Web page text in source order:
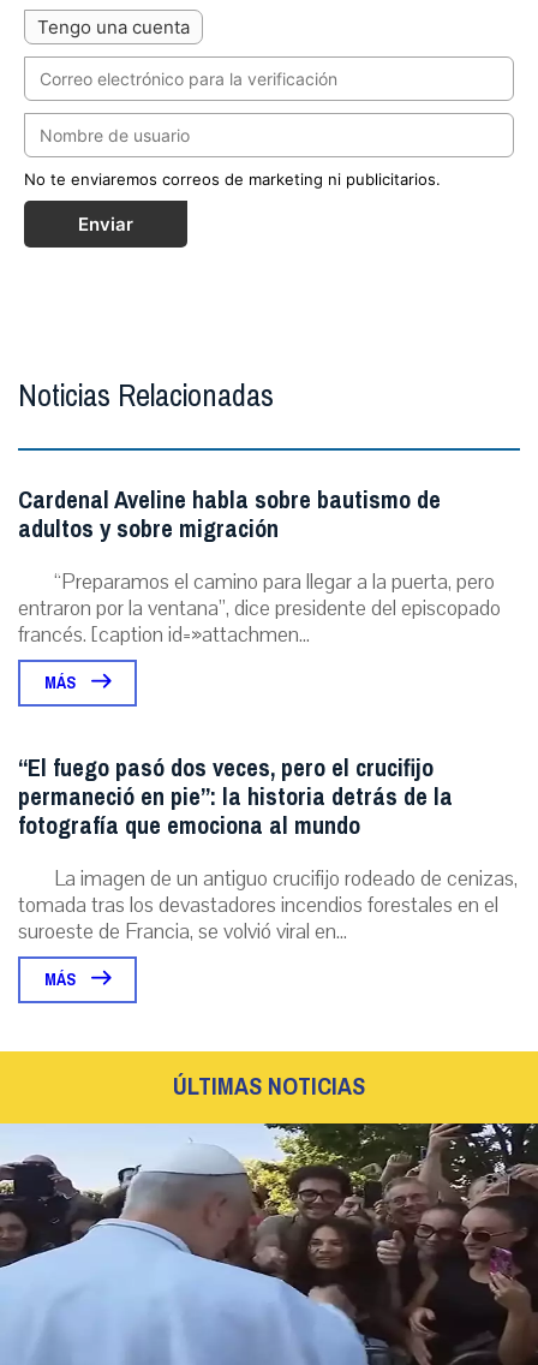
Tengo una cuenta
No te enviaremos correos de marketing ni publicitarios.
Enviar
Noticias Relacionadas
Cardenal Aveline habla sobre bautismo de
adultos y sobre migración
“Preparamos el camino para llegar a la puerta, pero
entraron por la ventana”, dice presidente del episcopado
francés. [caption id=»attachmen...
MÁS
“El fuego pasó dos veces, pero el crucifijo
permaneció en pie”: la historia detrás de la
fotografía que emociona al mundo
La imagen de un antiguo crucifijo rodeado de cenizas,
tomada tras los devastadores incendios forestales en el
suroeste de Francia, se volvió viral en...
MÁS
ÚLTIMAS NOTICIAS